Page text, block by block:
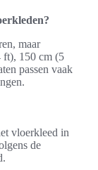
maar
ft), 150 cm (5
passen vaak
vloerkleed in
de